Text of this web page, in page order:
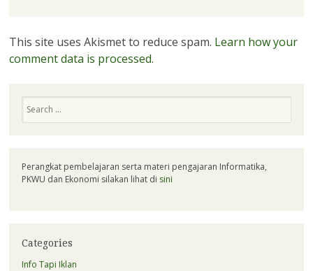
This site uses Akismet to reduce spam. Learn how your
comment data is processed.
Perangkat pembelajaran serta materi pengajaran Informatika,
PKWU dan Ekonomi silakan lihat di sini
Categories
Info Tapi Iklan